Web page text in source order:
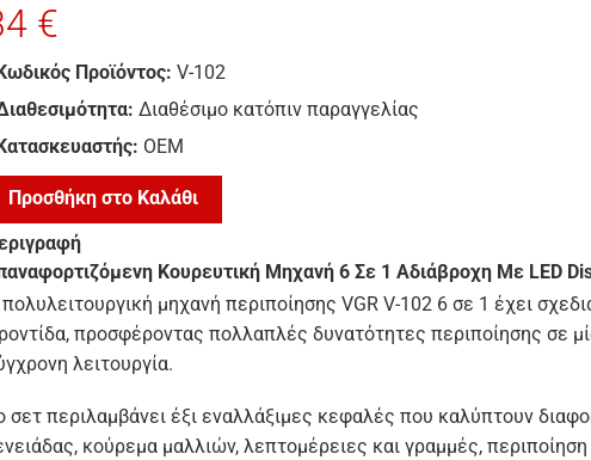
€
Κωδικός Προϊόντος: V-102
Διαθέσιμο κατόπιν παραγγελίας
Κατασκευαστής: ΟΕΜ
Προσθήκη στο Καλάθι
Κουρευτική Μηχανή 6 Σε 1 Αδιάβροχη Με LED
μηχανή περιποίησης VGR V-102 6 σε 1 έχει
προσφέροντας πολλαπλές δυνατότητες περιποίησης σε
λειτουργία.
σετ περιλαμβάνει έξι εναλλάξιμες κεφαλές που καλύπτουν
κούρεμα μαλλιών, λεπτομέρειες και γραμμές,